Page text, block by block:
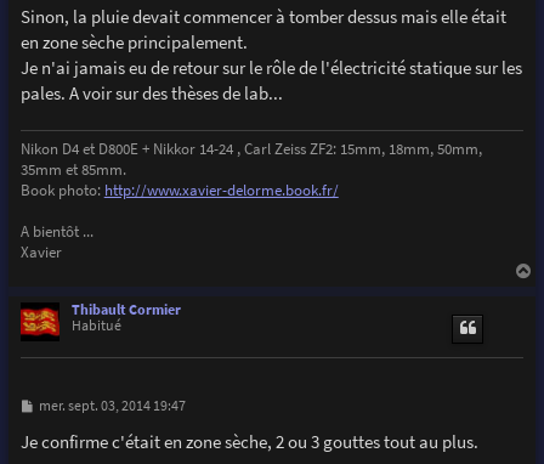
Sinon, la pluie devait commencer à tomber dessus mais elle était
en zone sèche principalement.
Je n'ai jamais eu de retour sur le rôle de l'électricité statique sur les
pales. A voir sur des thèses de lab...
Nikon D4 et D800E + Nikkor 14-24 , Carl Zeiss ZF2: 15mm, 18mm, 50mm,
35mm et 85mm.
Book photo: http://www.xavier-delorme.book.fr/
A bientôt ...
Xavier
Thibault Cormier
Habitué
M
s
s
mer. sept. 03, 2014 19:47
Je confirme c'était en zone sèche, 2 ou 3 gouttes tout au plus.